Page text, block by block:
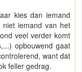
kies dan iemand
iemand van het
veel verder komt
opbouwend gaat
want dat
feller gedrag.